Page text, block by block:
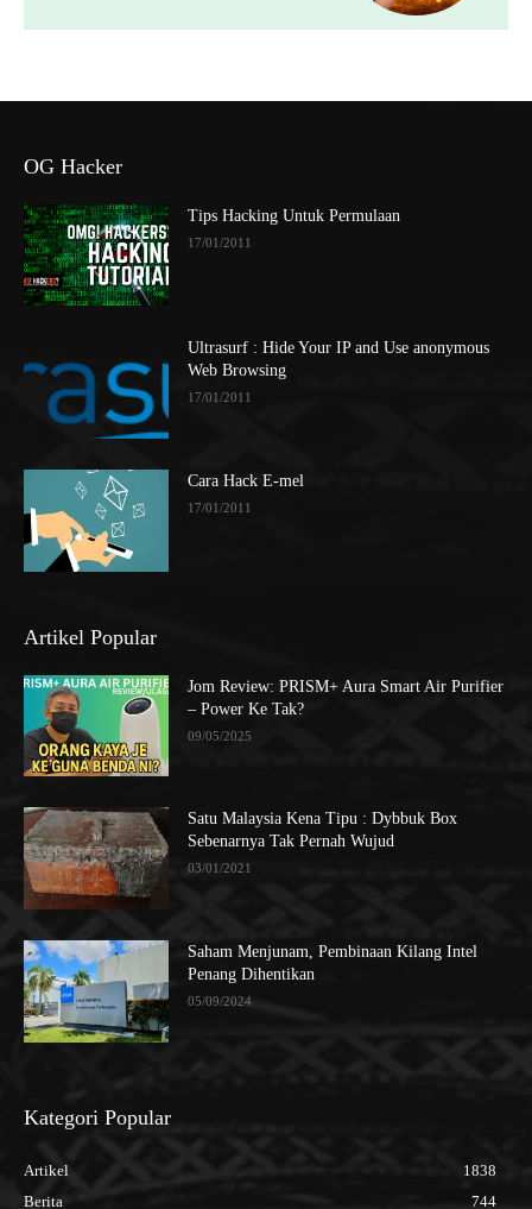
OG Hacker
Tips Hacking Untuk Permulaan
17/01/2011
Ultrasurf : Hide Your IP and Use anonymous
Web Browsing
17/01/2011
Cara Hack E-mel
17/01/2011
Artikel Popular
Jom Review: PRISM+ Aura Smart Air Purifier
– Power Ke Tak?
09/05/2025
Satu Malaysia Kena Tipu : Dybbuk Box
Sebenarnya Tak Pernah Wujud
03/01/2021
Saham Menjunam, Pembinaan Kilang Intel
Penang Dihentikan
05/09/2024
Kategori Popular
Artikel
1838
Berita
744